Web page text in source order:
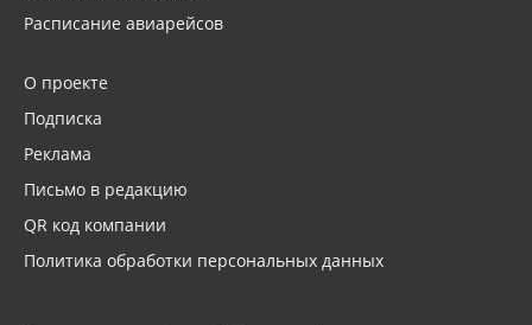
Расписание авиарейсов
О проекте
Подписка
Реклама
Письмо в редакцию
QR код компании
Политика обработки персональных данных